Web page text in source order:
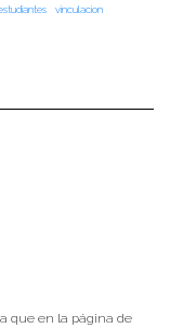
vinculacion
que en la página de